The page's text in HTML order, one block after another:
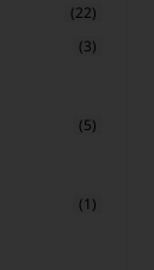
(22)
(3)
(5)
(1)